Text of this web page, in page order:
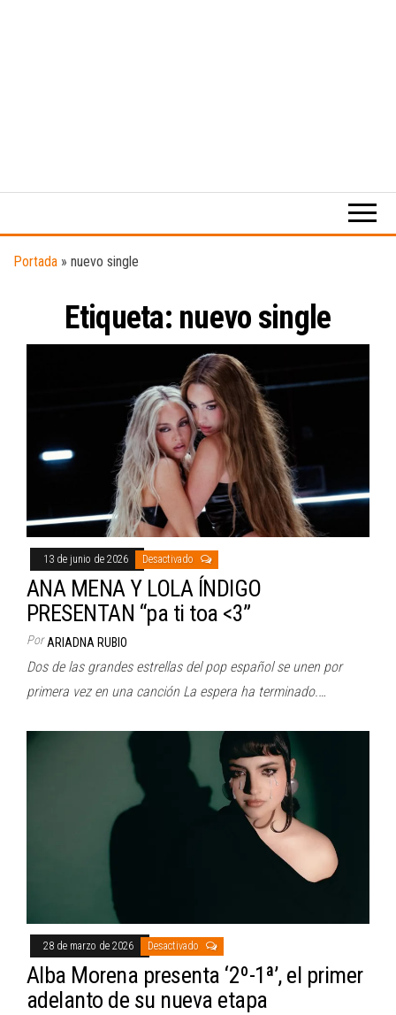
digital
Portada » nuevo single
Etiqueta: nuevo single
13 de junio de 2026 Desactivado
ANA MENA Y LOLA ÍNDIGO
PRESENTAN “pa ti toa <3”
Por ARIADNA RUBIO
Dos de las grandes estrellas del pop español se unen por
primera vez en una canción La espera ha terminado.…
28 de marzo de 2026 Desactivado
Alba Morena presenta ‘2º-1ª’, el primer
adelanto de su nueva etapa